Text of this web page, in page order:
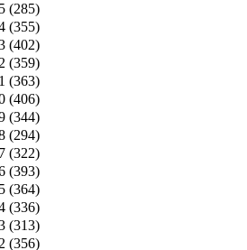
(285)
(355)
(402)
(359)
(363)
(406)
(344)
(294)
(322)
(393)
(364)
(336)
(313)
(356)